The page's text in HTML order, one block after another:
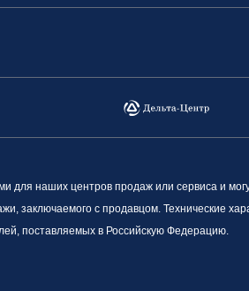
наших центров продаж или сервиса и
заключаемого с продавцом. Технические
поставляемых в Российскую Федерацию.